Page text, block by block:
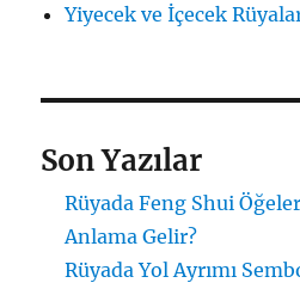
Yiyecek ve İçecek
Son Yazılar
Rüyada Feng Shui
Anlama Gelir?
Rüyada Yol Ayrımı